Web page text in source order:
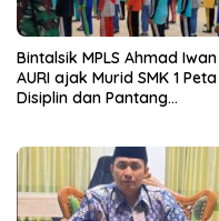
Bintalsik MPLS Ahmad Iwan
AURI ajak Murid SMK 1 Peta
Disiplin dan Pantang